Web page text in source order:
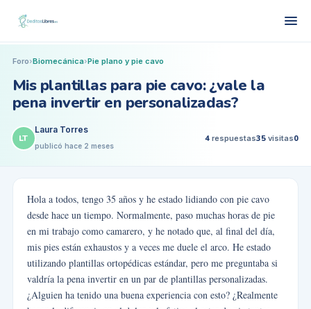
Foro›Biomecánica›Pie plano y pie cavo
Mis plantillas para pie cavo: ¿vale la
pena invertir en personalizadas?
LT
Laura Torres
publicó hace 2 meses
4 respuestas35 visitas0
Hola a todos, tengo 35 años y he estado lidiando con pie cavo
desde hace un tiempo. Normalmente, paso muchas horas de pie
en mi trabajo como camarero, y he notado que, al final del día,
mis pies están exhaustos y a veces me duele el arco. He estado
utilizando plantillas ortopédicas estándar, pero me preguntaba si
valdría la pena invertir en un par de plantillas personalizadas.
¿Alguien ha tenido una buena experiencia con esto? ¿Realmente